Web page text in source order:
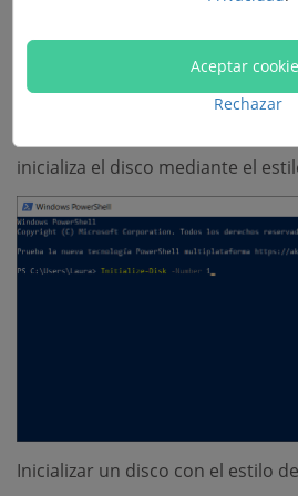
PS C:>Initialize-Disk -Number 1
Inicializa el primer disco del
inicializa el disco mediante el
Inicializar un disco con el estilo
Aceptar
Rechazar